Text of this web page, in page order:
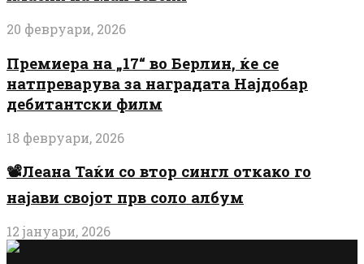
20 февруари, 2026
Премиера на „17“ во Берлин, ќе се
натпреварува за наградата Најдобар
дебитантски филм
18 февруари, 2026
📽️Леана Таќи со втор сингл откако го
најави својот прв соло албум
12 јануари, 2026